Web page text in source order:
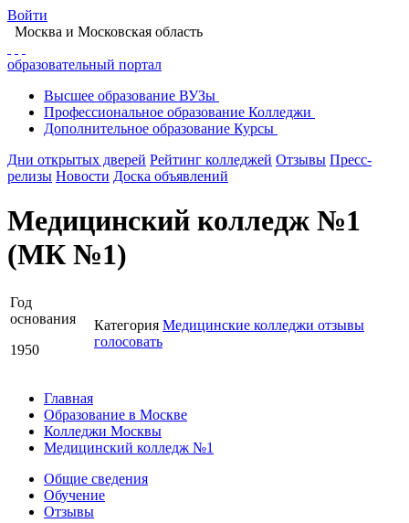
Войти
Москва и Московская область
образовательный портал
Высшее образование ВУЗы
Профессиональное образование Колледжи
Дополнительное образование Курсы
Дни открытых дверей Рейтинг колледжей Отзывы Пресс-
релизы Новости Доска объявлений
Медицинский колледж №1
(МК №1)
Год
основания
1950
Категория Медицинские колледжи отзывы
голосовать
Главная
Образование в Москве
Колледжи Москвы
Медицинский колледж №1
Общие сведения
Обучение
Отзывы